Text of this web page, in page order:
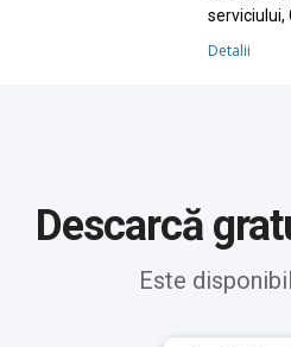
serviciului,
Detalii
Descarcă
Este